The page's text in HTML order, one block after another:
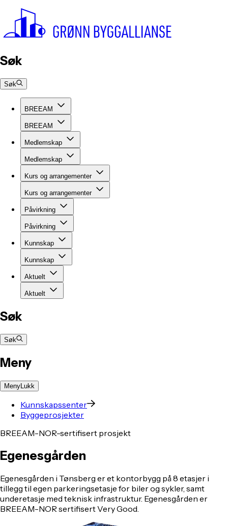
Søk
Søk
BREEAM
BREEAM
Medlemskap
Medlemskap
Kurs og arrangementer
Kurs og arrangementer
Påvirkning
Påvirkning
Kunnskap
Kunnskap
Aktuelt
Aktuelt
Søk
Søk
Meny
MenyLukk
Kunnskapssenter
Byggeprosjekter
BREEAM-NOR-sertifisert prosjekt
Egenesgården
Egenesgården i Tønsberg er et kontorbygg på 8 etasjer i
tillegg til egen parkeringsetasje for biler og sykler, samt
underetasje med teknisk infrastruktur. Egenesgården er
BREEAM-NOR sertifisert Very Good.